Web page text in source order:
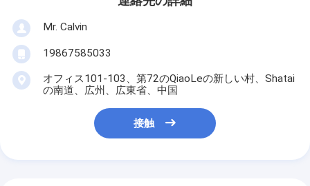
Mr. Calvin
19867585033
オフィス101-103、第72のQiaoLeの新しい村、Shatai
の南道、広州、広東省、中国
接触